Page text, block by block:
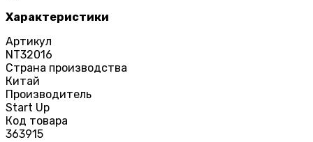
Характеристики
Артикул
NT32016
Страна производства
Китай
Производитель
Start Up
Код товара
363915